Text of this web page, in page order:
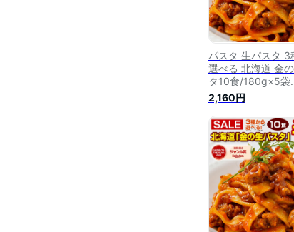
パスタ 生パスタ 3
選べる 北海道 金
タ10食/180g×5袋.
質制限 低糖質 パス
ットチーネ リング
ゲッティ セット
【DS02】
2,160円